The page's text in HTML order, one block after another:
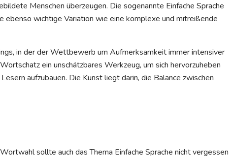
Menschen überzeugen. Die sogenannte Einfache Sprache
ebenso wichtige Variation wie eine komplexe und mitreißende
in der der Wettbewerb um Aufmerksamkeit immer intensiver
ein unschätzbares Werkzeug, um sich hervorzuheben
aufzubauen. Die Kunst liegt darin, die Balance zwischen
sollte auch das Thema Einfache Sprache nicht vergessen